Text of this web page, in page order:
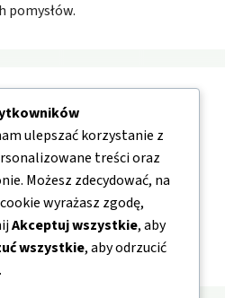
pomysłów.
ulepszać korzystanie z
treści oraz
Możesz zdecydować, na
wyrażasz zgodę,
Akceptuj wszystkie, aby
wszystkie, aby odrzucić